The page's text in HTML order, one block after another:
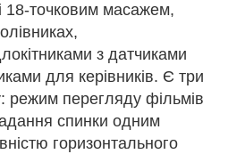
18-точковим масажем,
з датчиками
для керівників. Є три
режим перегляду фільмів
спинки одним
горизонтального